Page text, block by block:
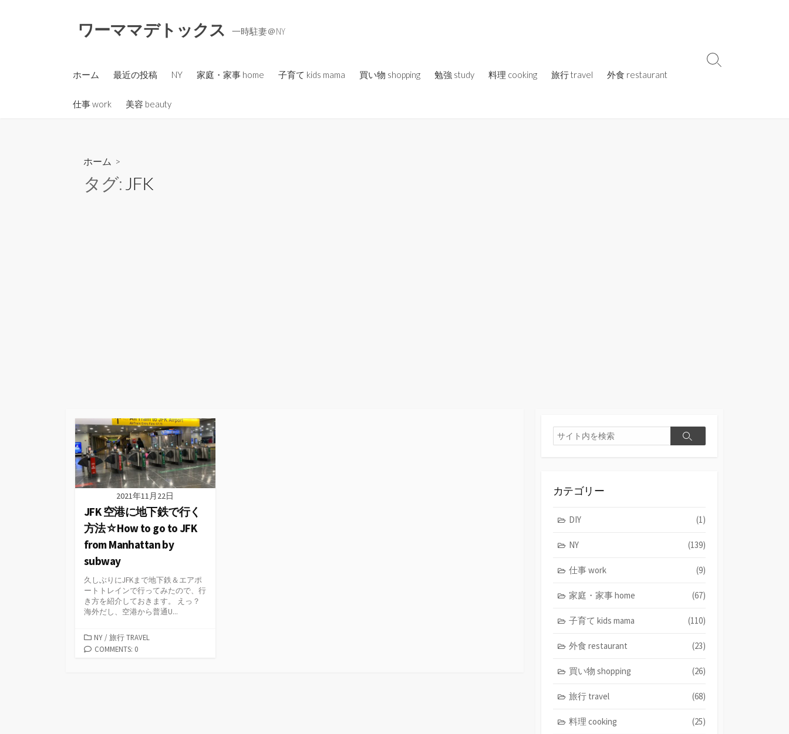
ワーママデトックス 一時駐妻＠NY
ホーム 最近の投稿 NY 家庭・家事 home 子育て kids mama 買い物 shopping 勉強 study 料理 cooking 旅行 travel 外食 restaurant
仕事 work 美容 beauty
検
ホーム >
タグ: JFK
2021年11月22日
JFK 空港に地下鉄で行く
方法☆How to go to JFK
from Manhattan by
subway
久しぶりにJFKまで地下鉄＆エアポ
ートトレインで行ってみたので、行
き方を紹介しておきます。 えっ？
海外だし、空港から普通U...
カ
テ
NY / 旅行 TRAVEL
COMMENTS: 0
検
索
検
カテゴリー
DIY (1)
NY (139)
仕事 work (9)
家庭・家事 home (67)
子育て kids mama (110)
外食 restaurant (23)
買い物 shopping (26)
旅行 travel (68)
料理 cooking (25)